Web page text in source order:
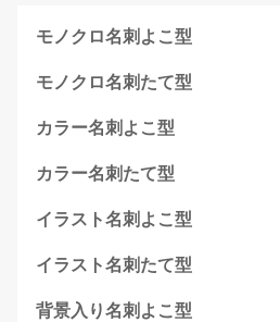
モノクロ名刺よこ型
モノクロ名刺たて型
カラー名刺よこ型
カラー名刺たて型
イラスト名刺よこ型
イラスト名刺たて型
背景入り名刺よこ型